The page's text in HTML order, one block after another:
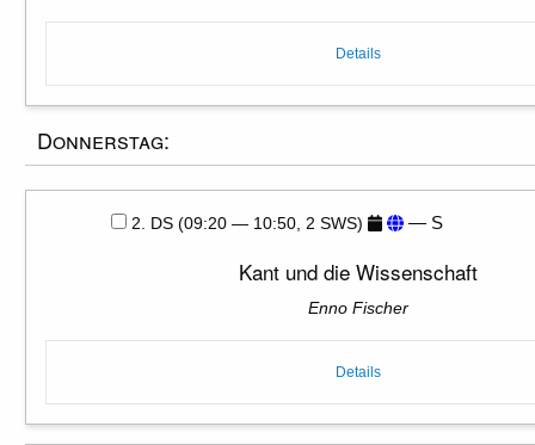
Details
Donnerstag:
2. DS (09:20 — 10:50, 2 SWS) — S
Kant und die Wissenschaft
Enno Fischer
Details